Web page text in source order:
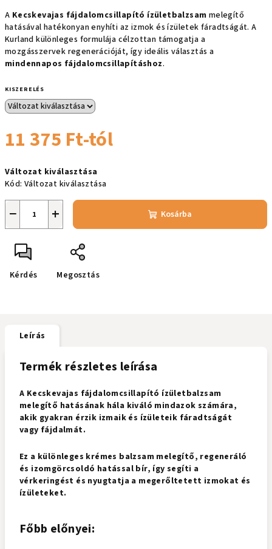
A Kecskevajas fájdalomcsillapító ízületbalzsam melegítő
hatásával hatékonyan enyhíti az izmok és ízületek fáradtságát. A
Kurland különleges formulája célzottan támogatja a
mozgásszervek regenerációját, így ideális választás a
mindennapos fájdalomcsillapításhoz.
KISZERELÉS
11 375 Ft-tól
Változat kiválasztása
Kód: Változat kiválasztása
+
− Kosárba
Kérdés Megosztás
Leírás
Termék részletes leírása
A Kecskevajas fájdalomcsillapító ízületbalzsam
melegítő hatásának hála kiváló mindazok számára,
akik gyakran érzik izmaik és ízületeik fáradtságát
vagy fájdalmát.
Ez a különleges krémes balzsam melegítő, regeneráló
és izomgörcsoldó hatással bír, így segíti a
vérkeringést és nyugtatja a megerőltetett izmokat és
ízületeket.
Főbb előnyei: